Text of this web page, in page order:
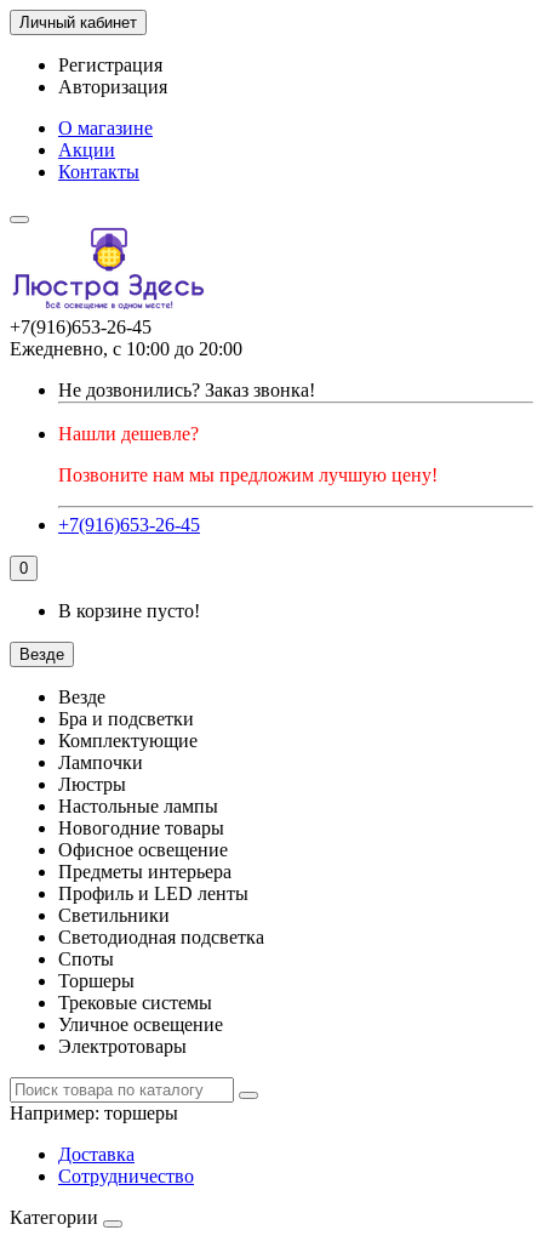
Личный кабинет
Регистрация
Авторизация
О магазине
Акции
Контакты
+7(916)653-26-45
Ежедневно, с 10:00 до 20:00
Не дозвонились? Заказ звонка!
Нашли дешевле?
Позвоните нам мы предложим лучшую цену!
+7(916)653-26-45
0
В корзине пусто!
Везде
Везде
Бра и подсветки
Комплектующие
Лампочки
Люстры
Настольные лампы
Новогодние товары
Офисное освещение
Предметы интерьера
Профиль и LED ленты
Светильники
Светодиодная подсветка
Споты
Торшеры
Трековые системы
Уличное освещение
Электротовары
Например: торшеры
Доставка
Сотрудничество
Категории